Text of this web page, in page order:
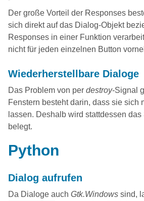
Der große Vorteil der Responses
sich direkt auf das Dialog-Objekt
Responses in einer Funktion
nicht für jeden einzelnen Button
Wiederherstellbare Dialoge
Das Problem von per destroy-Signal
Fenstern besteht darin, dass sie sich
lassen. Deshalb wird stattdessen das
belegt.
Python
Dialog aufrufen
Da Dialoge auch Gtk.Windows sind,